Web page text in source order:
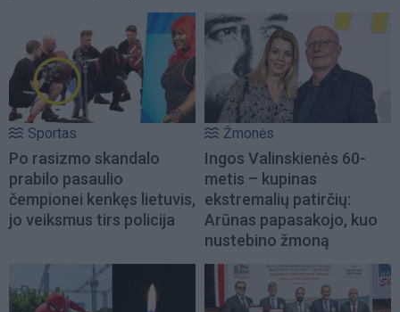
Sportas
Po rasizmo skandalo
prabilo pasaulio
čempionei kenkęs lietuvis,
jo veiksmus tirs policija
Žmonės
Ingos Valinskienės 60-
metis – kupinas
ekstremalių patirčių:
Arūnas papasakojo, kuo
nustebino žmoną